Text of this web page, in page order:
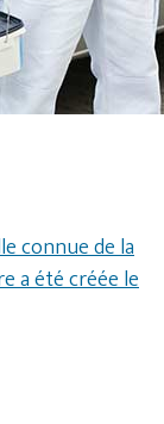
connue de la
a été créée le